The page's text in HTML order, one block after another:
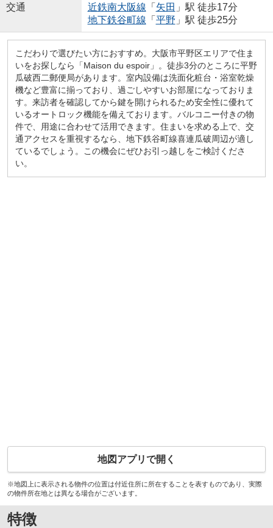
交通
近鉄南大阪線 「 矢田 」駅 徒歩17分
地下鉄谷町線 「 平野 」駅 徒歩25分
こだわりで選びたい方におすすめ。大阪市平野区エリアで住ま
いをお探しなら「Maison du espoir」。徒歩3分のところに平野
瓜破西二郵便局があります。室内設備は洗面化粧台・浴室乾燥
機など豊富に揃っており、過ごしやすいお部屋になっておりま
す。来訪者を確認してから鍵を開けられるため安全性に優れて
いるオートロック機能を備えております。バルコニー付きの物
件で、用途に合わせて活用できます。住まいを求める上で、交
通アクセスを重視するなら、地下鉄谷町線喜連瓜破周辺が適し
ているでしょう。この機会にぜひお引っ越しをご検討くださ
い。
地図アプリで開く
※地図上に表示される物件の位置は付近住所に所在することを表すものであり、実際
の物件所在地とは異なる場合がございます。
特徴